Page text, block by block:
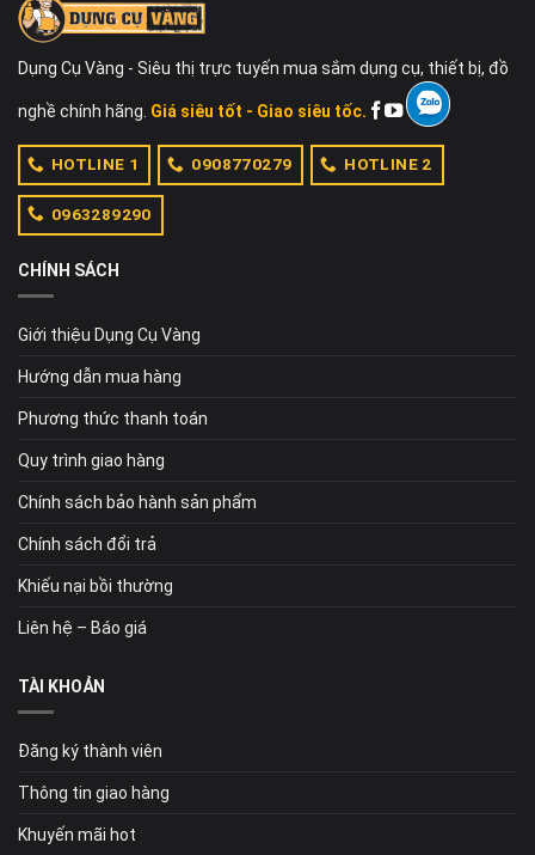
Dụng Cụ Vàng - Siêu thị trực tuyến mua sắm dụng cụ, thiết bị, đồ
nghề chính hãng. Giá siêu tốt - Giao siêu tốc.
HOTLINE 1 0908770279 HOTLINE 2
0963289290
CHÍNH SÁCH
Giới thiệu Dụng Cụ Vàng
Hướng dẫn mua hàng
Phương thức thanh toán
Quy trình giao hàng
Chính sách bảo hành sản phẩm
Chính sách đổi trả
Khiếu nại bồi thường
Liên hệ – Báo giá
TÀI KHOẢN
Đăng ký thành viên
Thông tin giao hàng
Khuyến mãi hot